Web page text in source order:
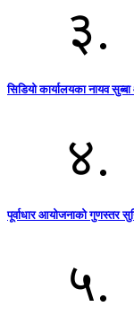
३.
सिडियो कार्यालयका नायव
४.
पूर्वाधार आयोजनाको गुणस्तर
५.